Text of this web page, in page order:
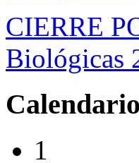
CIERRE
Biológicas
1